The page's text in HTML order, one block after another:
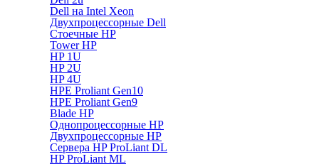
Dell на Intel Xeon
Двухпроцессорные Dell
Стоечные HP
Tower HP
HP 1U
HP 2U
HP 4U
HPE Proliant Gen10
HPE Proliant Gen9
Blade HP
Однопроцессорные HP
Двухпроцессорные HP
Сервера HP ProLiant DL
HP ProLiant ML